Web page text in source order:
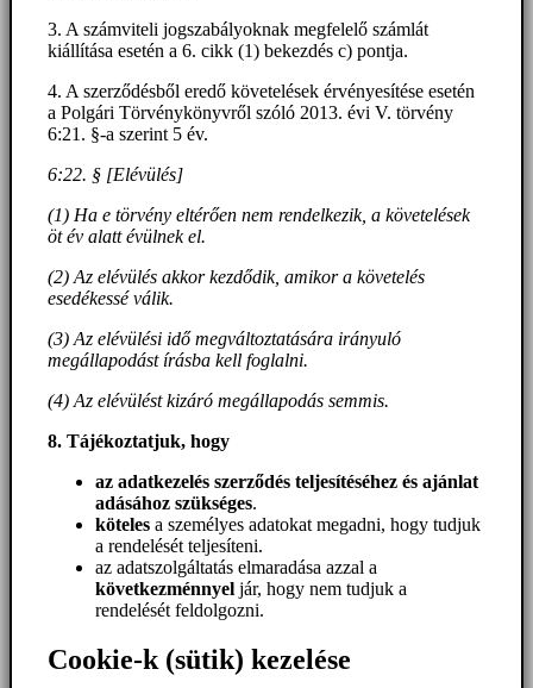
3. A számviteli jogszabályoknak megfelelő számlát
kiállítása esetén a 6. cikk (1) bekezdés c) pontja.
4. A szerződésből eredő követelések érvényesítése esetén
a Polgári Törvénykönyvről szóló 2013. évi V. törvény
6:21. §-a szerint 5 év.
6:22. § [Elévülés]
(1) Ha e törvény eltérően nem rendelkezik, a követelések
öt év alatt évülnek el.
(2) Az elévülés akkor kezdődik, amikor a követelés
esedékessé válik.
(3) Az elévülési idő megváltoztatására irányuló
megállapodást írásba kell foglalni.
(4) Az elévülést kizáró megállapodás semmis.
8. Tájékoztatjuk, hogy
az adatkezelés szerződés teljesítéséhez és ajánlat
adásához szükséges.
köteles a személyes adatokat megadni, hogy tudjuk
a rendelését teljesíteni.
az adatszolgáltatás elmaradása azzal a
következménnyel jár, hogy nem tudjuk a
rendelését feldolgozni.
Cookie-k (sütik) kezelése